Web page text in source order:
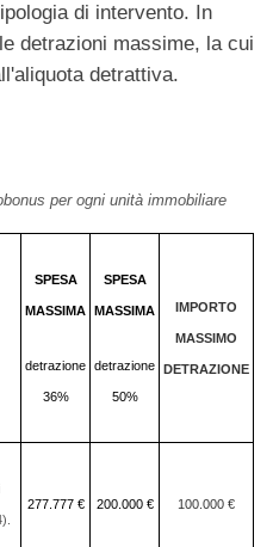
di intervento. In
detrazioni massime, la cui
detrattiva.
per ogni unità immobiliare
SPESA
MASSIMA
detrazione
36%
SPESA
MASSIMA
detrazione
50%
IMPORTO
MASSIMO
DETRAZIONE
277.777 € 200.000 € 100.000 €